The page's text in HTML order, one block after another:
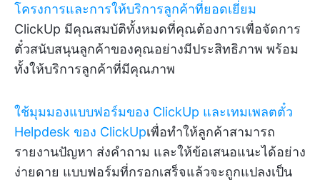
โครงการและการให้บริการลูกค้าที่ยอดเยี่ยม
ClickUp มีคุณสมบัติทั้งหมดที่คุณต้องการเพื่อจัดการ
ตั๋วสนับสนุนลูกค้าของคุณอย่างมีประสิทธิภาพ พร้อม
ทั้งให้บริการลูกค้าที่มีคุณภาพ
ใช้มุมมองแบบฟอร์มของ ClickUp และเทมเพลตตั๋ว
Helpdesk ของ ClickUpเพื่อทำให้ลูกค้าสามารถ
รายงานปัญหา ส่งคำถาม และให้ข้อเสนอแนะได้อย่าง
ง่ายดาย แบบฟอร์มที่กรอกเสร็จแล้วจะถูกแปลงเป็น